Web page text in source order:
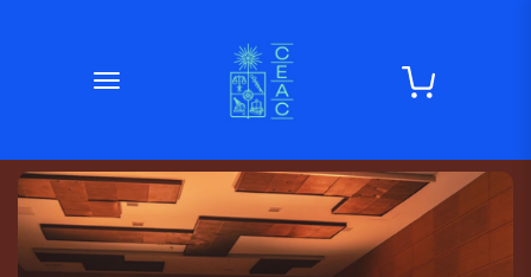
desplegar navegación